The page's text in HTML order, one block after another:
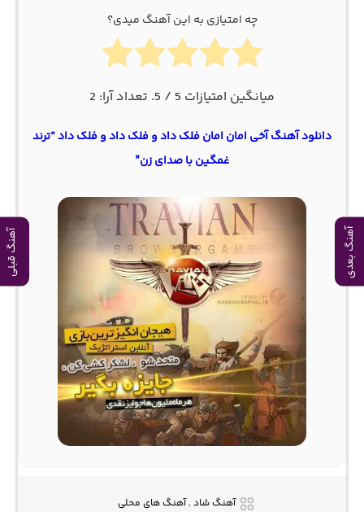
آهنگ بعدی آهنگ قبلی
چه امتیازی به این آهنگ میدی؟
میانگین امتیازات 5 / 5. تعداد آرا: 2
دانلود آهنگ آخی امان امان فلک داد و فلک داد و فلک داد “ترند
غمگین با صدای زن”
آهنگ شاد , آهنگ های محلی